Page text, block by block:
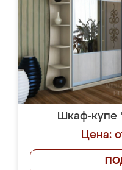
Шкаф-купе
Цена: